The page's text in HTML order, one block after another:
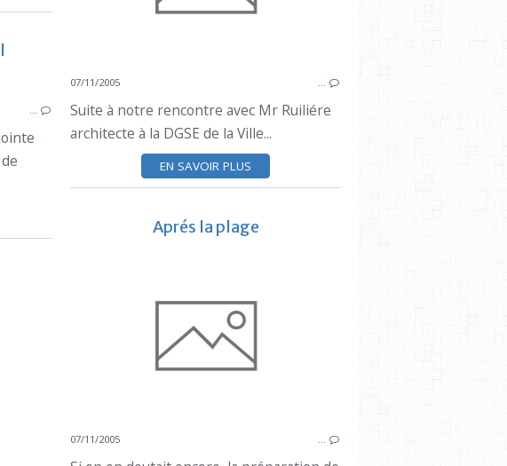
07/11/2005 …
Suite à notre rencontre avec Mr Ruiliére
architecte à la DGSE de la Ville...
EN SAVOIR PLUS
…
Aprés la plage
07/11/2005 …